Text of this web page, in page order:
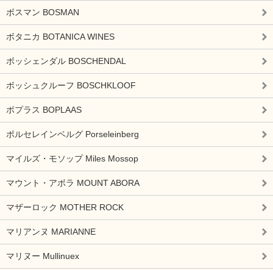
ボスマン BOSMAN
ボタニカ BOTANICA WINES
ボッシェンダル BOSCHENDAL
ボッシュクルーフ BOSCHKLOOF
ボプラス BOPLAAS
ポルセレインベルグ Porseleinberg
マイルズ・モソップ Miles Mossop
マウント・アボラ MOUNT ABORA
マザーロック MOTHER ROCK
マリアンヌ MARIANNE
マリヌー Mullinuex